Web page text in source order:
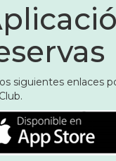
siguientes enlaces